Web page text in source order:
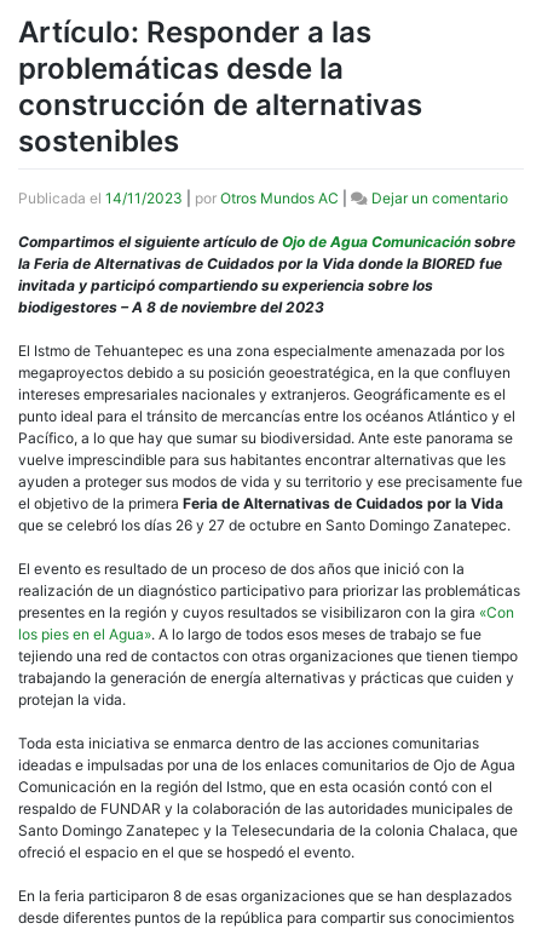
Artículo: Responder a las
problemáticas desde la
construcción de alternativas
sostenibles
Publicada el 14/11/2023 por Otros Mundos AC Dejar un comentarioen
Compartimos el siguiente artículo de Ojo de Agua Comunicación sobre
la Feria de Alternativas de Cuidados por la Vida donde la BIORED fue
invitada y participó compartiendo su experiencia sobre los
biodigestores – A 8 de noviembre del 2023
El Istmo de Tehuantepec es una zona especialmente amenazada por los
megaproyectos debido a su posición geoestratégica, en la que confluyen
intereses empresariales nacionales y extranjeros. Geográficamente es el
punto ideal para el tránsito de mercancías entre los océanos Atlántico y el
Pacífico, a lo que hay que sumar su biodiversidad. Ante este panorama se
vuelve imprescindible para sus habitantes encontrar alternativas que les
ayuden a proteger sus modos de vida y su territorio y ese precisamente fue
el objetivo de la primera Feria de Alternativas de Cuidados por la Vida
que se celebró los días 26 y 27 de octubre en Santo Domingo Zanatepec.
El evento es resultado de un proceso de dos años que inició con la
realización de un diagnóstico participativo para priorizar las problemáticas
presentes en la región y cuyos resultados se visibilizaron con la gira «Con
los pies en el Agua». A lo largo de todos esos meses de trabajo se fue
tejiendo una red de contactos con otras organizaciones que tienen tiempo
trabajando la generación de energía alternativas y prácticas que cuiden y
protejan la vida.
Toda esta iniciativa se enmarca dentro de las acciones comunitarias
ideadas e impulsadas por una de los enlaces comunitarios de Ojo de Agua
Comunicación en la región del Istmo, que en esta ocasión contó con el
respaldo de FUNDAR y la colaboración de las autoridades municipales de
Santo Domingo Zanatepec y la Telesecundaria de la colonia Chalaca, que
ofreció el espacio en el que se hospedó el evento.
En la feria participaron 8 de esas organizaciones que se han desplazados
desde diferentes puntos de la república para compartir sus conocimientos